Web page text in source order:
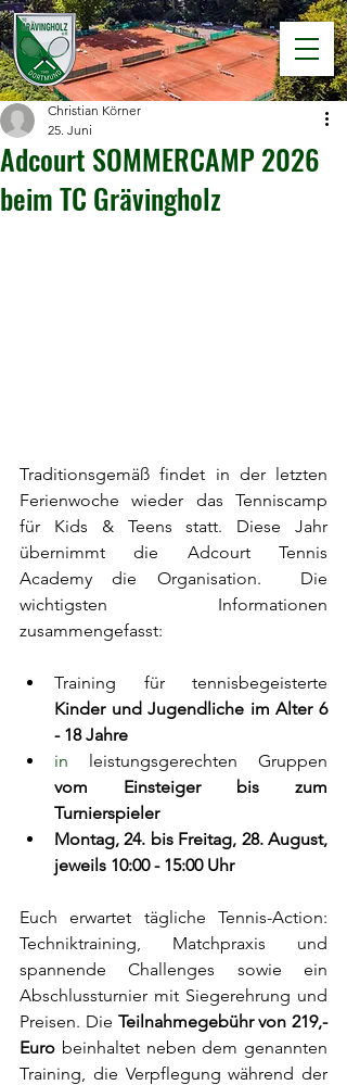
Adcourt SOMMERCAMP 2026
beim TC Grävingholz
Christian Körner
25. Juni
Traditionsgemäß findet in der letzten
Ferienwoche wieder das Tenniscamp
für Kids & Teens statt. Diese Jahr
übernimmt die Adcourt Tennis
Academy die Organisation.  Die
wichtigsten Informationen
zusammengefasst:
Kinder und Jugendliche im Alter 6
- 18 Jahre
in
vom Einsteiger bis zum
Turnierspieler
Montag, 24. bis Freitag, 28. August,
jeweils 10:00 - 15:00 Uhr
Euch erwartet tägliche Tennis-Action:
Techniktraining, Matchpraxis und
spannende Challenges sowie ein
Abschlussturnier mit Siegerehrung und
Preisen. Die Teilnahmegebühr von 219,-
Euro beinhaltet neben dem genannten
Training, die Verpflegung während der